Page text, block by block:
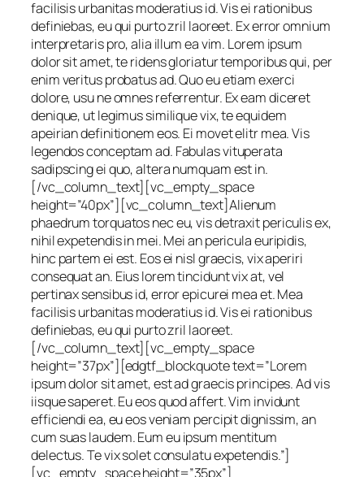
facilisis urbanitas moderatius id. Vis ei rationibus
definiebas, eu qui purto zril laoreet. Ex error omnium
interpretaris pro, alia illum ea vim. Lorem ipsum
dolor sit amet, te ridens gloriatur temporibus qui, per
enim veritus probatus ad. Quo eu etiam exerci
dolore, usu ne omnes referrentur. Ex eam diceret
denique, ut legimus similique vix, te equidem
apeirian definitionem eos. Ei movet elitr mea. Vis
legendos conceptam ad. Fabulas vituperata
sadipscing ei quo, altera numquam est in.
[/vc_column_text][vc_empty_space
height=”40px”][vc_column_text]Alienum
phaedrum torquatos nec eu, vis detraxit periculis ex,
nihil expetendis in mei. Mei an pericula euripidis,
hinc partem ei est. Eos ei nisl graecis, vix aperiri
consequat an. Eius lorem tincidunt vix at, vel
pertinax sensibus id, error epicurei mea et. Mea
facilisis urbanitas moderatius id. Vis ei rationibus
definiebas, eu qui purto zril laoreet.
[/vc_column_text][vc_empty_space
height=”37px”][edgtf_blockquote text=”Lorem
ipsum dolor sit amet, est ad graecis principes. Ad vis
iisque saperet. Eu eos quod affert. Vim invidunt
efficiendi ea, eu eos veniam percipit dignissim, an
cum suas laudem. Eum eu ipsum mentitum
delectus. Te vix solet consulatu expetendis.”]
[vc_empty_space height=”35px”]